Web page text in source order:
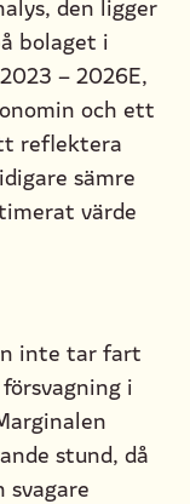
den ligger
bolaget i
– 2026E,
och ett
reflektera
sämre
värde
inte tar fart
i
stund, då